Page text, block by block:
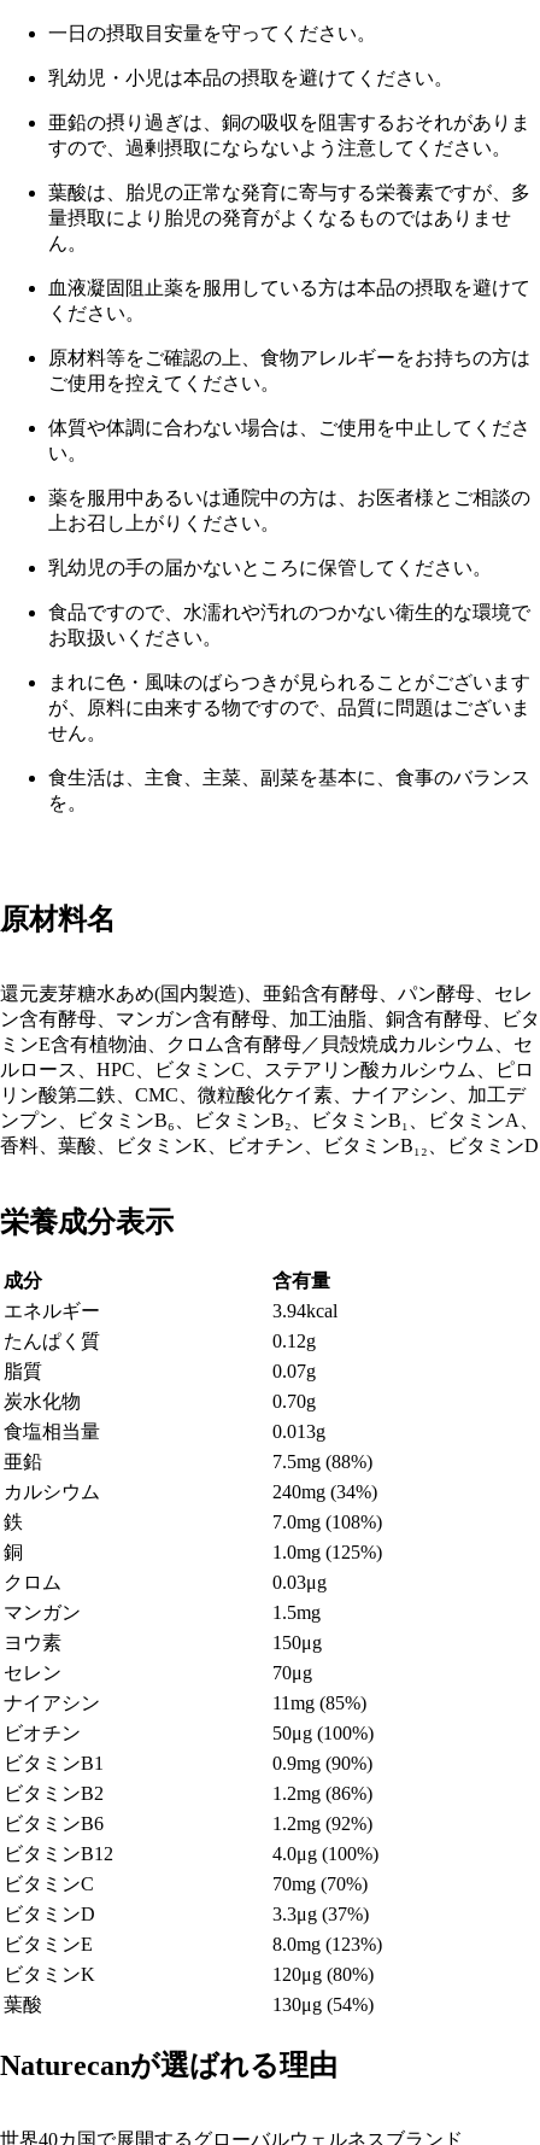
一日の摂取目安量を守ってください。
乳幼児・小児は本品の摂取を避けてください。
亜鉛の摂り過ぎは、銅の吸収を阻害するおそれがありま
すので、過剰摂取にならないよう注意してください。
葉酸は、胎児の正常な発育に寄与する栄養素ですが、多
量摂取により胎児の発育がよくなるものではありませ
ん。
血液凝固阻止薬を服用している方は本品の摂取を避けて
ください。
原材料等をご確認の上、食物アレルギーをお持ちの方は
ご使用を控えてください。
体質や体調に合わない場合は、ご使用を中止してくださ
い。
薬を服用中あるいは通院中の方は、お医者様とご相談の
上お召し上がりください。
乳幼児の手の届かないところに保管してください。
食品ですので、水濡れや汚れのつかない衛生的な環境で
お取扱いください。
まれに色・風味のばらつきが見られることがございます
が、原料に由来する物ですので、品質に問題はございま
せん。
食生活は、主食、主菜、副菜を基本に、食事のバランス
を。
原材料名
還元麦芽糖水あめ(国内製造)、亜鉛含有酵母、パン酵母、セレ
ン含有酵母、マンガン含有酵母、加工油脂、銅含有酵母、ビタ
ミンE含有植物油、クロム含有酵母／貝殻焼成カルシウム、セ
ルロース、HPC、ビタミンC、ステアリン酸カルシウム、ピロ
リン酸第二鉄、CMC、微粒酸化ケイ素、ナイアシン、加工デ
ンプン、ビタミンB₆、ビタミンB₂、ビタミンB₁、ビタミンA、
香料、葉酸、ビタミンK、ビオチン、ビタミンB₁₂、ビタミンD
栄養成分表示
成分
含有量
エネルギー
3.94kcal
たんぱく質
0.12g
脂質
0.07g
炭水化物
0.70g
食塩相当量
0.013g
亜鉛
7.5mg (88%)
カルシウム
240mg (34%)
鉄
7.0mg (108%)
銅
1.0mg (125%)
クロム
0.03μg
マンガン
1.5mg
ヨウ素
150μg
セレン
70μg
ナイアシン
11mg (85%)
ビオチン
50μg (100%)
ビタミンB1
0.9mg (90%)
ビタミンB2
1.2mg (86%)
ビタミンB6
1.2mg (92%)
ビタミンB12
4.0μg (100%)
ビタミンC
70mg (70%)
ビタミンD
3.3μg (37%)
ビタミンE
8.0mg (123%)
ビタミンK
120μg (80%)
葉酸
130μg (54%)
Naturecanが選ばれる理由
世界40カ国で展開するグローバルウェルネスブランド